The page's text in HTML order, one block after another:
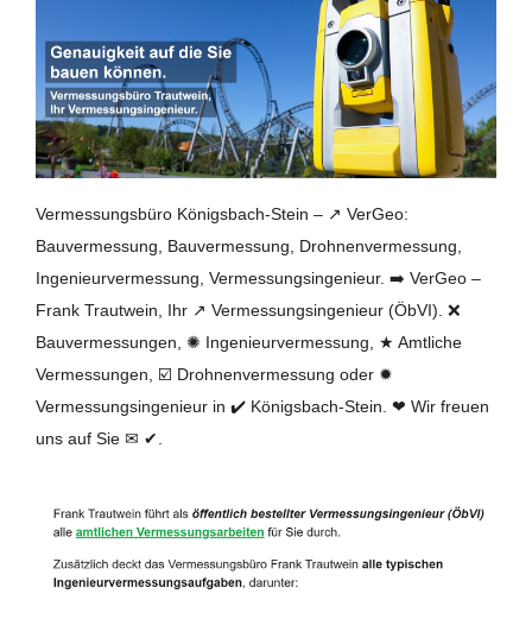
Vermessungsbüro Königsbach-Stein – ↗️ VerGeo:
Bauvermessung, Bauvermessung, Drohnenvermessung,
Ingenieurvermessung, Vermessungsingenieur. ➡️ VerGeo –
Frank Trautwein, Ihr ↗️ Vermessungsingenieur (ÖbVI). ❌
Bauvermessungen, ✺ Ingenieurvermessung, ★ Amtliche
Vermessungen, ☑️ Drohnenvermessung oder ✹
Vermessungsingenieur in ✔️ Königsbach-Stein. ❤ Wir freuen
uns auf Sie ✉ ✔.